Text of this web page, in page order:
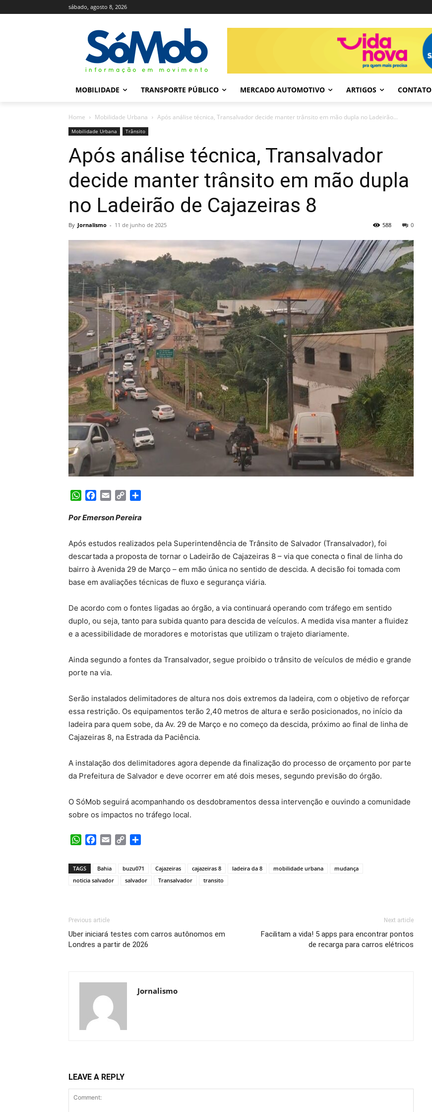
sábado, agosto 8, 2026
MOBILIDADE TRANSPORTE PÚBLICO MERCADO AUTOMOTIVO ARTIGOS CONTATO
Home Mobilidade Urbana Após análise técnica, Transalvador decide manter trânsito em mão dupla no Ladeirão...
Mobilidade Urbana Trânsito
Após análise técnica, Transalvador
decide manter trânsito em mão dupla
no Ladeirão de Cajazeiras 8
By Jornalismo - 11 de junho de 2025 0
588
WhatsApp
Facebook
Email Copy
Por Emerson Pereira
Após estudos realizados pela Superintendência de Trânsito de Salvador (Transalvador), foi
descartada a proposta de tornar o Ladeirão de Cajazeiras 8 – via que conecta o final de linha do
bairro à Avenida 29 de Março – em mão única no sentido de descida. A decisão foi tomada com
base em avaliações técnicas de fluxo e segurança viária.
De acordo com o fontes ligadas ao órgão, a via continuará operando com tráfego em sentido
duplo, ou seja, tanto para subida quanto para descida de veículos. A medida visa manter a fluidez
e a acessibilidade de moradores e motoristas que utilizam o trajeto diariamente.
Ainda segundo a fontes da Transalvador, segue proibido o trânsito de veículos de médio e grande
porte na via.
Serão instalados delimitadores de altura nos dois extremos da ladeira, com o objetivo de reforçar
essa restrição. Os equipamentos terão 2,40 metros de altura e serão posicionados, no início da
ladeira para quem sobe, da Av. 29 de Março e no começo da descida, próximo ao final de linha de
Cajazeiras 8, na Estrada da Paciência.
A instalação dos delimitadores agora depende da finalização do processo de orçamento por parte
da Prefeitura de Salvador e deve ocorrer em até dois meses, segundo previsão do órgão.
O SóMob seguirá acompanhando os desdobramentos dessa intervenção e ouvindo a comunidade
sobre os impactos no tráfego local.
WhatsApp
Facebook
Email Copy
TAGS Bahia buzu071 Cajazeiras cajazeiras 8 ladeira da 8 mobilidade urbana
mudança
noticia salvador
salvador Transalvador transito
Previous article
Uber iniciará testes com carros autônomos em
Londres a partir de 2026
Next article
Facilitam a vida! 5 apps para encontrar pontos
de recarga para carros elétricos
Jornalismo
LEAVE A REPLY